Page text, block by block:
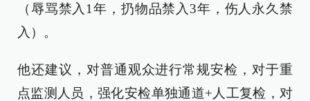
（辱骂禁入1年，扔物品禁入3年，伤人永久禁
入）。
他还建议，对普通观众进行常规安检，对于重
点监测人员，强化安检单独通道+人工复检，对